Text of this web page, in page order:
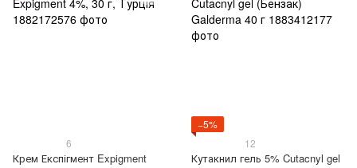
6
Крем Експігмент Expigment
−5%
12
Кутакнил гель 5% Cutacnyl gel